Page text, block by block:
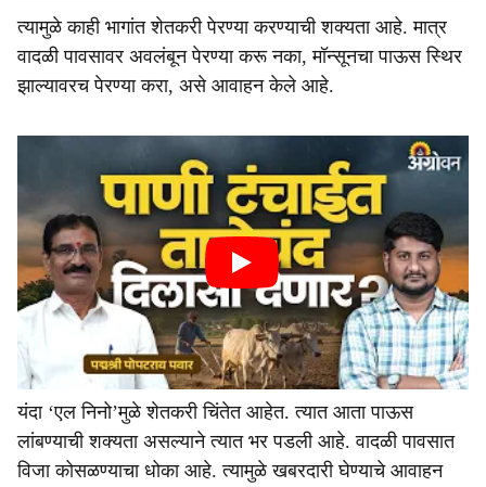
त्यामुळे काही भागांत शेतकरी पेरण्या करण्याची शक्यता आहे. मात्र
वादळी पावसावर अवलंबून पेरण्या करू नका, मॉन्सूनचा पाऊस स्थिर
झाल्यावरच पेरण्या करा, असे आवाहन केले आहे.
यंदा ‘एल निनो’मुळे शेतकरी चिंतेत आहेत. त्यात आता पाऊस
लांबण्याची शक्यता असल्याने त्यात भर पडली आहे. वादळी पावसात
विजा कोसळण्याचा धोका आहे. त्यामुळे खबरदारी घेण्याचे आवाहन